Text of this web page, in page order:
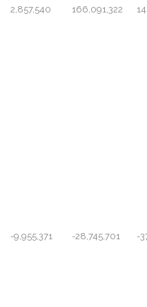
2,857,540 166,091,322
-9,955,371 -28,745,701 -